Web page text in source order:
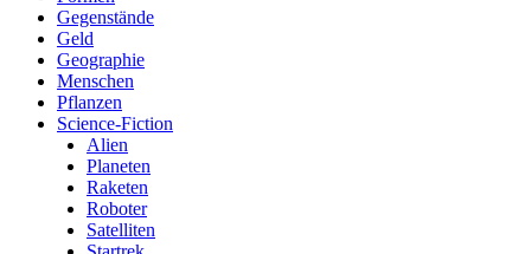
Gegenstände
Geld
Geographie
Menschen
Pflanzen
Science-Fiction
Alien
Planeten
Raketen
Roboter
Satelliten